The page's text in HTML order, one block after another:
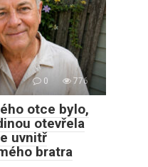
0 776
otce bylo,
otevřela
uvnitř
bratra